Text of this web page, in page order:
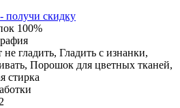
получи скидку
100%
гладить, Гладить с изнанки,
Порошок для цветных тканей,
стирка